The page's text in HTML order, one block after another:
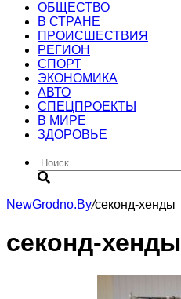
ОБЩЕСТВО
В СТРАНЕ
ПРОИСШЕСТВИЯ
РЕГИОН
CПОРТ
ЭКОНОМИКА
АВТО
СПЕЦПРОЕКТЫ
В МИРЕ
ЗДОРОВЬЕ
NewGrodno.By/секонд-хенды
секонд-хенды